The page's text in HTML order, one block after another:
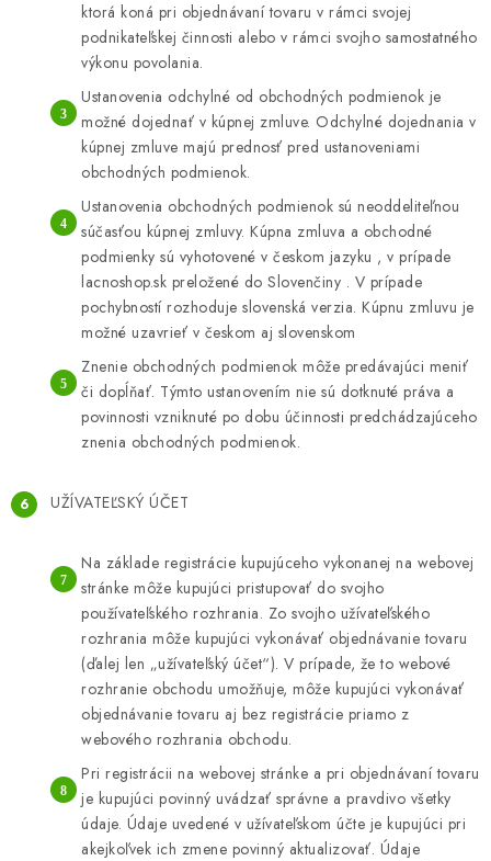
LEVI ZĽAVA
LacnoBlog Prečo je tu LACNO?
Dopravné a Platby
Vratky a Reklamácie
Obchodné podmienky
Ochrana osobných údajov
Reklamačný poriadok
Ako odstúpiť od kúpnej zmluvy
ktorá koná pri objednávaní tovaru v rámci svojej
podnikateľskej činnosti alebo v rámci svojho samostatného
výkonu povolania.
Ustanovenia odchylné od obchodných podmienok je
možné dojednať v kúpnej zmluve. Odchylné dojednania v
kúpnej zmluve majú prednosť pred ustanoveniami
obchodných podmienok.
Ustanovenia obchodných podmienok sú neoddeliteľnou
súčasťou kúpnej zmluvy. Kúpna zmluva a obchodné
podmienky sú vyhotovené v českom jazyku , v prípade
lacnoshop.sk preložené do Slovenčiny . V prípade
pochybností rozhoduje slovenská verzia. Kúpnu zmluvu je
možné uzavrieť v českom aj slovenskom
Znenie obchodných podmienok môže predávajúci meniť
či dopĺňať. Týmto ustanovením nie sú dotknuté práva a
povinnosti vzniknuté po dobu účinnosti predchádzajúceho
znenia obchodných podmienok.
UŽÍVATEĽSKÝ ÚČET
Na základe registrácie kupujúceho vykonanej na webovej
stránke môže kupujúci pristupovať do svojho
používateľského rozhrania. Zo svojho užívateľského
rozhrania môže kupujúci vykonávať objednávanie tovaru
(ďalej len „užívateľský účet“). V prípade, že to webové
rozhranie obchodu umožňuje, môže kupujúci vykonávať
objednávanie tovaru aj bez registrácie priamo z
webového rozhrania obchodu.
Pri registrácii na webovej stránke a pri objednávaní tovaru
je kupujúci povinný uvádzať správne a pravdivo všetky
údaje. Údaje uvedené v užívateľskom účte je kupujúci pri
akejkoľvek ich zmene povinný aktualizovať. Údaje